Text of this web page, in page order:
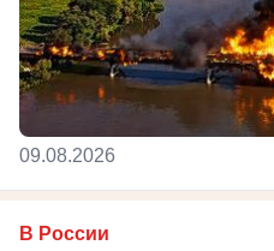
09.08.2026
В России